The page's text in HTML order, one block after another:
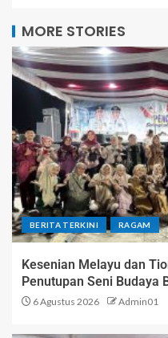
MORE STORIES
BERITA TERKINI RAGAM
Kesenian Melayu dan
Penutupan Seni Budaya
6 Agustus 2026 Admin01